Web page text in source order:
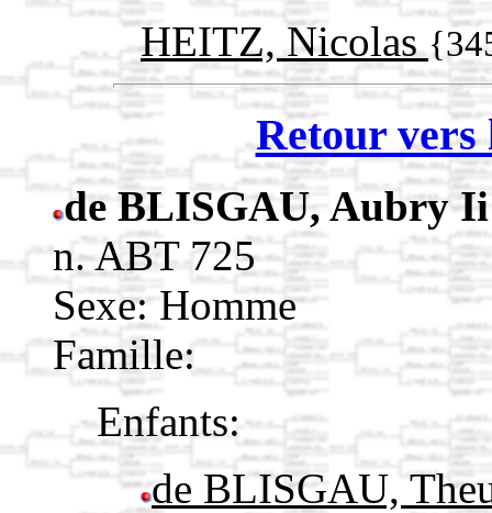
HEITZ, Nicolas
Retour vers
de BLISGAU, Aubry
n. ABT 725
Sexe: Homme
Famille:
Enfants:
de BLISGAU,